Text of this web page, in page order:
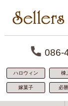
086-
ハロウィン 棟
嫁菓子 必